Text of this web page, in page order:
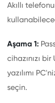
Akıllı
Aşama 1:
cihazınızı
yazılımı
seçin.